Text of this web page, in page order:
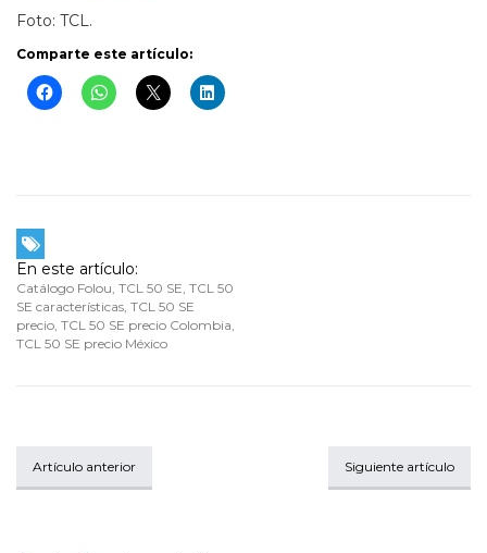
Foto: TCL.
Comparte este artículo:
En este artículo:
Catálogo Folou, TCL 50 SE, TCL 50
SE características, TCL 50 SE
precio, TCL 50 SE precio Colombia,
TCL 50 SE precio México
Artículo anterior Siguiente artículo